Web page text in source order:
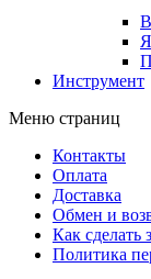
Инструмент
Меню страниц
Контакты
Оплата
Доставка
Обмен и
Как сделать
Политика